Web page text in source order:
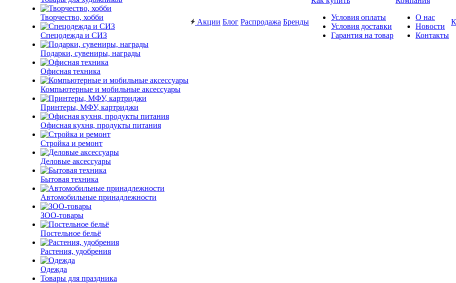
Творчество, хобби
Спецодежда и СИЗ
Подарки, сувениры, награды
Офисная техника
Компьютерные и мобильные аксессуары
Принтеры, МФУ, картриджи
Офисная кухня, продукты питания
Стройка и ремонт
Деловые аксессуары
Бытовая техника
Автомобильные принадлежности
ЗОО-товары
Постельное бельё
Растения, удобрения
Одежда
Товары для праздника
Акции Блог Распродажа Бренды
Условия оплаты
Условия доставки
Гарантия на товар
О нас
Новости
Контакты